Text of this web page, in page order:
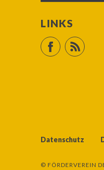
LINKS
FacebookRSS
Datenschutz
© FÖRDERVEREIN